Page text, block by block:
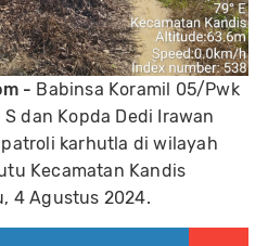
- Babinsa Koramil 05/Pwk
dan Kopda Dedi Irawan
karhutla di wilayah
Kecamatan Kandis
4 Agustus 2024.